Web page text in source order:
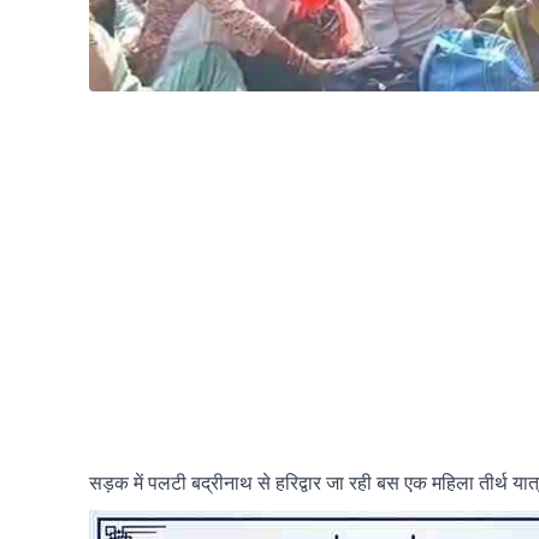
सड़क में पलटी बद्रीनाथ से हरिद्वार जा रही बस एक महिला तीर्थ